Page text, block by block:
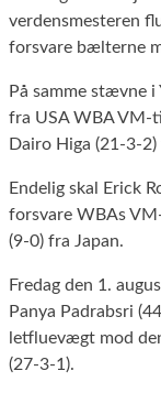
verdensmesteren
forsvare bælterne
På samme stævne
fra USA WBA VM-
Dairo Higa (21-3-2)
Endelig skal Erick
forsvare WBAs
(9-0) fra Japan.
Fredag den 1.
Panya Padrabsri
letfluevægt mod
(27-3-1).